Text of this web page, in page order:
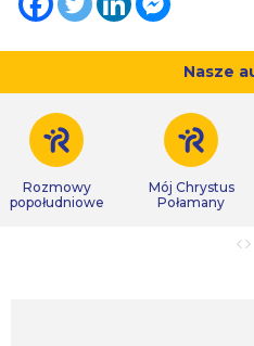
Nasze
Rozmowy
popołudniowe
Mój Chrystus
Połamany